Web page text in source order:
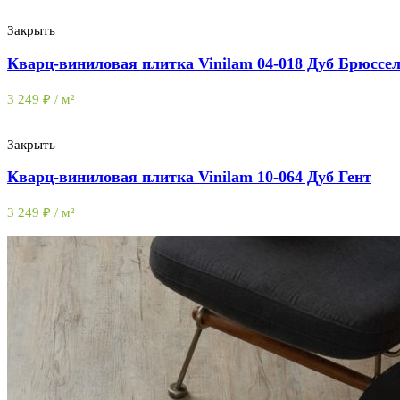
Закрыть
Кварц-виниловая плитка Vinilam 04-018 Дуб
3 249 ₽ / м²
Закрыть
Кварц-виниловая плитка Vinilam 10-064 Дуб Гент
3 249 ₽ / м²